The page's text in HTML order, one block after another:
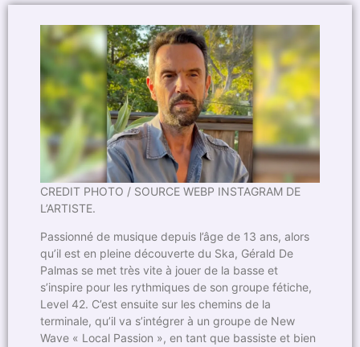
CREDIT PHOTO / SOURCE WEBP INSTAGRAM DE
L’ARTISTE.
Passionné de musique depuis l’âge de 13 ans, alors
qu’il est en pleine découverte du Ska, Gérald De
Palmas se met très vite à jouer de la basse et
s’inspire pour les rythmiques de son groupe fétiche,
Level 42. C’est ensuite sur les chemins de la
terminale, qu’il va s’intégrer à un groupe de New
Wave « Local Passion », en tant que bassiste et bien